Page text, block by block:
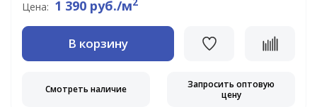
Цена: 1 390 руб./м
В корзину
Смотреть наличие
Запросить оптовую
цену